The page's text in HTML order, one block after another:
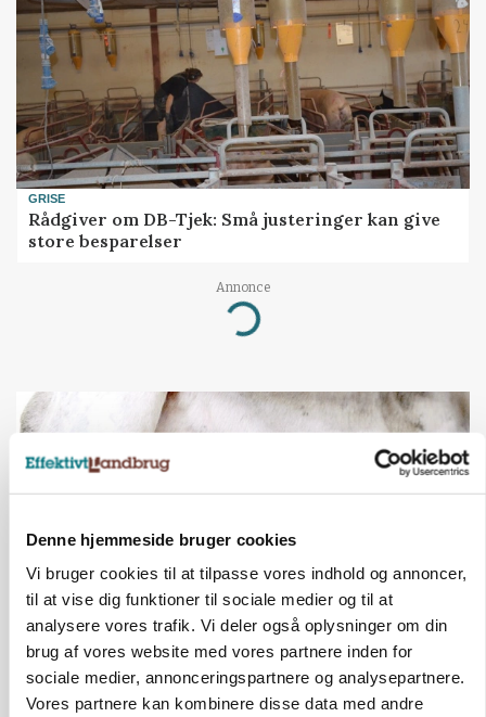
Denne hjemmeside bruger cookies
Vi bruger cookies til at tilpasse vores indhold og annoncer,
til at vise dig funktioner til sociale medier og til at
analysere vores trafik. Vi deler også oplysninger om din
brug af vores website med vores partnere inden for
sociale medier, annonceringspartnere og analysepartnere.
Vores partnere kan kombinere disse data med andre
GRISE
Rådgiver om DB-Tjek: Små justeringer kan give
store besparelser
Annonce
Loading...
MARKED
Russisk mælkepris dykker 23 procent